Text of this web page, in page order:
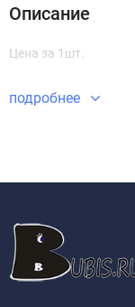
Описание
Цена за 1шт.
подробнее